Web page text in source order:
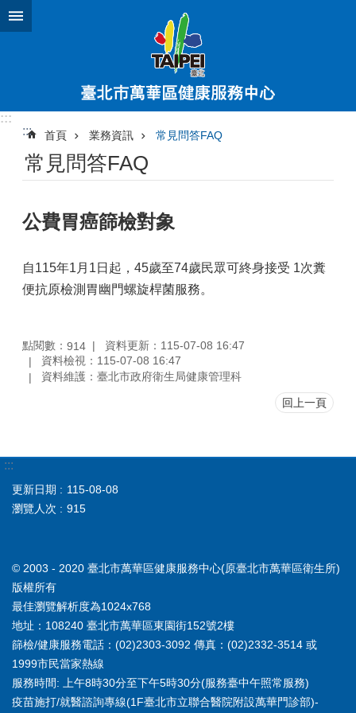
跳到主要內容區塊
:::
:::
首頁 業務資訊 常見問答FAQ
常見問答FAQ
公費胃癌篩檢對象
自115年1月1日起，45歲至74歲民眾可終身接受 1次糞
便抗原檢測胃幽門螺旋桿菌服務。
點閱數： 914
資料更新：115-07-08 16:47
資料檢視：115-07-08 16:47
資料維護：臺北市政府衛生局健康管理科
回上一頁
:::
更新日期
115-08-08
瀏覽人次
915
© 2003 - 2020 臺北市萬華區健康服務中心(原臺北市萬華區衛生所)
版權所有
最佳瀏覽解析度為1024x768
地址：108240 臺北市萬華區東園街152號2樓
篩檢/健康服務電話：(02)2303-3092 傳真：(02)2332-3514 或
1999市民當家熱線
服務時間: 上午8時30分至下午5時30分(服務臺中午照常服務)
疫苗施打/就醫諮詢專線(1F臺北市立聯合醫院附設萬華門診部)-